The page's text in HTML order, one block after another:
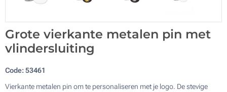
Grote vierkante metalen pin met
vlindersluiting
Code:53461
Vierkante metalen pin om te personaliseren met je logo. De stevige